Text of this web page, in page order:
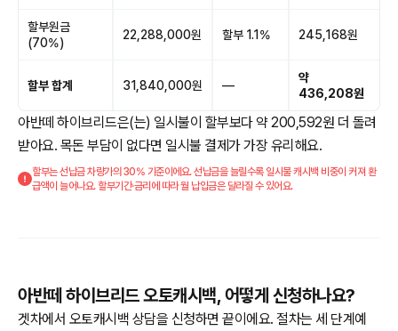
할부원금
(70%)
22,288,000원 할부 1.1% 245,168원
할부 합계 31,840,000원 —
약
436,208원
아반떼 하이브리드은(는) 일시불이 할부보다 약 200,592원 더 돌려
받아요. 목돈 부담이 없다면 일시불 결제가 가장 유리해요.
할부는 선납금 차량가의 30% 기준이에요. 선납금을 늘릴수록 일시불 캐시백 비중이 커져 환
급액이 늘어나요. 할부기간·금리에 따라 월 납입금은 달라질 수 있어요.
아반떼 하이브리드 오토캐시백, 어떻게 신청하나요?
겟차에서 오토캐시백 상담을 신청하면 끝이에요. 절차는 세 단계예